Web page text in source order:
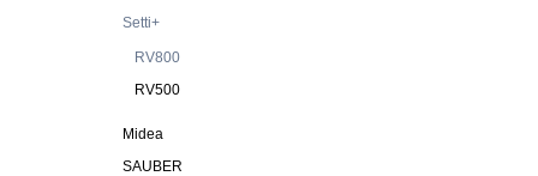
Setti+
RV800
RV500
Midea
SAUBER